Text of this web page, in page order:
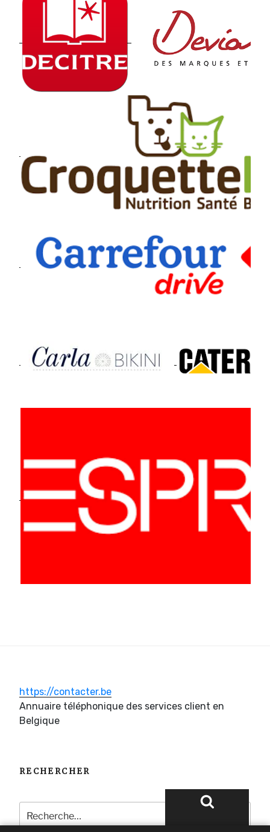
https://contacter.be
Annuaire téléphonique des services client en
Belgique
RECHERCHER
Recherche
pour
: